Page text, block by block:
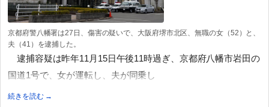
京都府警八幡署は27日、傷害の疑いで、大阪府堺市北区、無職の女（52）と、
夫（41）を逮捕した。
逮捕容疑は昨年11月15日午後11時過ぎ、京都府八幡市岩田の
国道1号で、女が運転し、夫が同乗し
続きを読む →